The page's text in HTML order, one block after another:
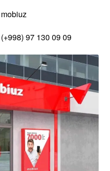
mobiuz
(+998) 97 130 09 09